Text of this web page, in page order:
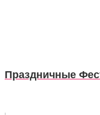
Праздничные